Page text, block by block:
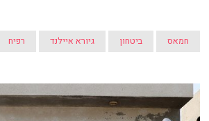
חמאס ביטחון גיורא איילנד רפיח